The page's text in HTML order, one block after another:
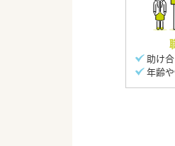
助け
年齢